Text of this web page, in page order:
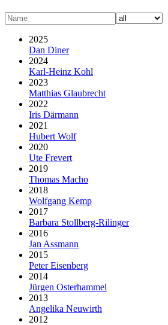
2025
Dan Diner
2024
Karl-Heinz Kohl
2023
Matthias Glaubrecht
2022
Iris Därmann
2021
Hubert Wolf
2020
Ute Frevert
2019
Thomas Macho
2018
Wolfgang Kemp
2017
Barbara Stollberg-Rilinger
2016
Jan Assmann
2015
Peter Eisenberg
2014
Jürgen Osterhammel
2013
Angelika Neuwirth
2012